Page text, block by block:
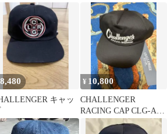
8,480
キャッ
¥ 10,800
CHALLENGER
RACING CAP CLG-AC
025-021